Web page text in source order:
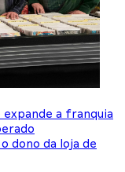
expande a franquia
dono da loja de